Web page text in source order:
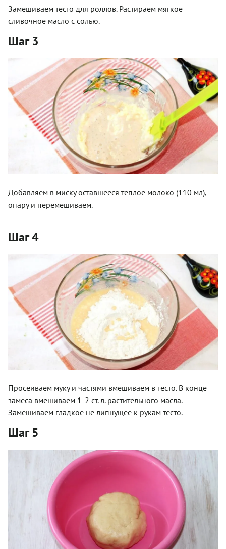
Замешиваем тесто для роллов. Растираем мягкое
сливочное масло с солью.
Шаг 3
Добавляем в миску оставшееся теплое молоко (110 мл),
опару и перемешиваем.
Шаг 4
Просеиваем муку и частями вмешиваем в тесто. В конце
замеса вмешиваем 1-2 ст. л. растительного масла.
Замешиваем гладкое не липнущее к рукам тесто.
Шаг 5